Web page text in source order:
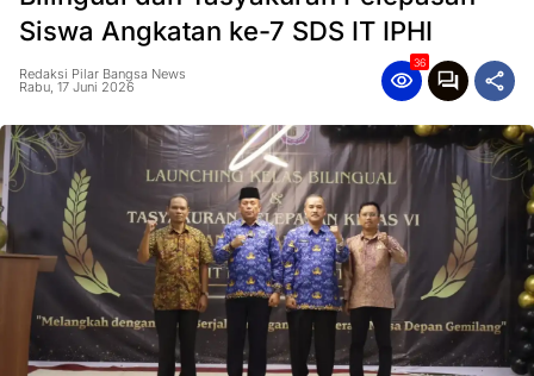
Siswa Angkatan ke-7 SDS IT IPHI
Redaksi Pilar Bangsa News
Rabu, 17 Juni 2026
36